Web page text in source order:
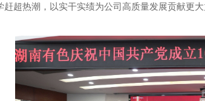
赶超热潮，以实干实绩为公司高质量发展贡献更大